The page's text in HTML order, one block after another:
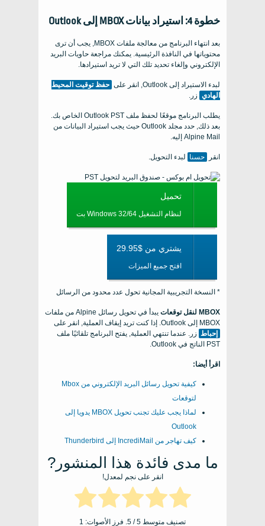
خطوة 4: استيراد بيانات MBOX إلى Outlook
بعد انتهاء البرنامج من معالجة ملفات MBOX, يجب أن ترى
محتوياتها في النافذة الرئيسية. يمكنك مراجعة حاويات البريد
الإلكتروني وإلغاء تحديد تلك التي لا تريد استيرادها.
لبدء الاستيراد إلى Outlook, انقر على
حفظ توقيت المحيط
الهادي زر.
يطلب البرنامج موقعًا لحفظ ملف Outlook PST الخاص بك.
بعد ذلك, حدد مجلد Outlook حيث يجب استيراد البيانات من
Alpine Mail إليه.
انقر حسنا لبدء التحويل.
تحميل
لنظام التشغيل Windows 32/64 بت
يشتري من $29.95
افتح جميع الميزات
* النسخة التجريبية المجانية تحول عدد محدود من الرسائل
MBOX لنقل توقعات
يبدأ في تحويل رسائل Alpine من ملفات
MBOX إلى Outlook. إذا كنت تريد إيقاف العملية, انقر على
إحباط زر. عندما تنتهي العملية, يفتح البرنامج تلقائيًا ملف
PST الناتج في Outlook.
اقرأ أيضا:
كيفية تحويل رسائل البريد الإلكتروني من Mbox
لتوقعات
لماذا يجب عليك تجنب تحويل MBOX يدويا إلى
Outlook
كيف تهاجر من IncrediMail إلى Thunderbird
ما مدى فائدة هذا المنشور?
انقر على نجم لمعدل!
تصنيف متوسط 5/ 5. فرز الأصوات: 1